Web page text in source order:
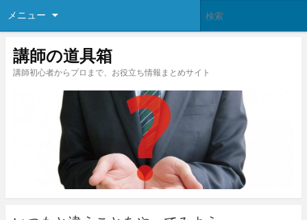
メニュー
講師の道具箱
講師初心者からプロまで、お役立ち情報まとめサイト